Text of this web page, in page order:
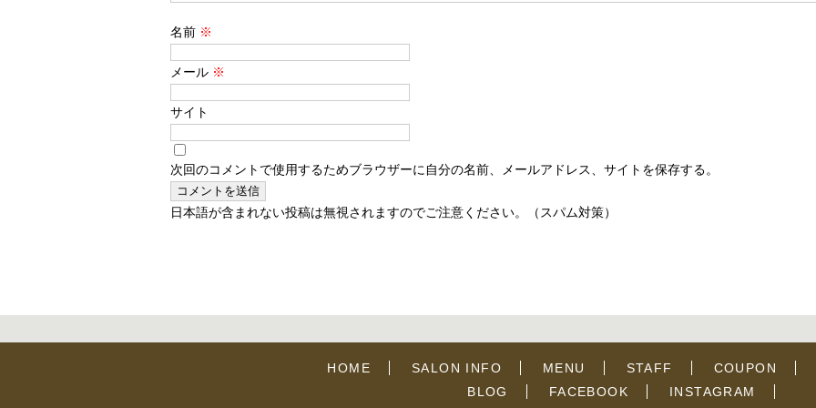
名前 ※
メール ※
サイト
次回のコメントで使用するためブラウザーに自分の名前、メールアドレス、サイトを保存する。
日本語が含まれない投稿は無視されますのでご注意ください。（スパム対策）
HOME SALON INFO MENU STAFF COUPON
BLOG
FACEBOOK INSTAGRAM